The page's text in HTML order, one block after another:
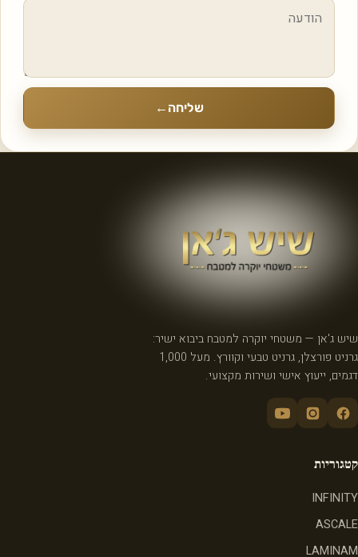
שליחה ←
שיש ג'אן — משטחי יוקרה למטבח ביבוא ישיר:
גרניט פורצלן, גרניט טבעי וקוורץ. מעל 1,000
דגמים, ייעוץ אישי ושירות מקצועי.
קטגוריות
INFINITY
ASCALE
LAMINAM